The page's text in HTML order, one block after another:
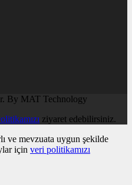
By MAT Technology
ziyaret edebilirsiniz.
ve mevzuata uygun şekilde
için veri politikamızı